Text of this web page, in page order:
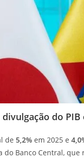
do
de 5,2% em 2025 e
Banco Central,